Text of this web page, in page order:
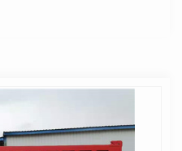
并享受生活的方式，而…